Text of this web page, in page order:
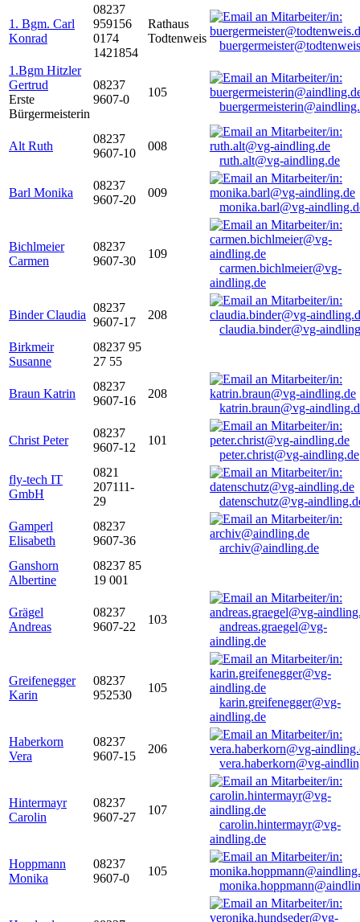
1. Bgm. Carl
Konrad
08237
959156
0174
1421854
Rathaus
Todtenweis
1.Bgm Hitzler
Gertrud
Erste
Bürgermeisterin
08237
9607-0
105
Alt Ruth
08237
9607-10
008
ruth.alt@vg-aindling.de
Barl Monika
08237
9607-20
009
monika.barl@vg-
Bichlmeier
Carmen
08237
9607-30
109
carmen.bichlmeier@vg-
aindling.de
Binder Claudia
08237
9607-17
208
claudia.binder@vg-
Birkmeir
Susanne
08237 95
27 55
Braun Katrin
08237
9607-16
208
katrin.braun@vg-
Christ Peter
08237
9607-12
101
peter.christ@vg-aindling.de
fly-tech IT
GmbH
0821
207111-
29
datenschutz@vg-
Gamperl
Elisabeth
08237
9607-36
archiv@aindling.de
Ganshorn
Albertine
08237 85
19 001
Grägel
Andreas
08237
9607-22
103
andreas.graegel@vg-
aindling.de
Greifenegger
Karin
08237
952530
105
karin.greifenegger@vg-
aindling.de
Haberkorn
Vera
08237
9607-15
206
vera.haberkorn@vg-
Hintermayr
Carolin
08237
9607-27
107
carolin.hintermayr@vg-
aindling.de
Hoppmann
Monika
08237
9607-0
105